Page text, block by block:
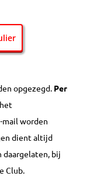
opgezegd. Per
worden
dient altijd
bij
Club.